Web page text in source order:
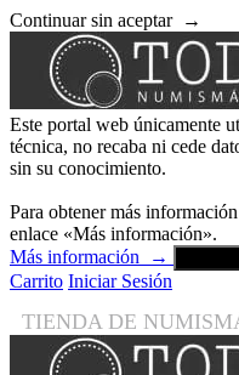
Continuar sin aceptar →
Este portal web únicamente
técnica, no recaba ni cede
sin su conocimiento.
Para obtener más
enlace «Más información».
Más información
→
Carrito Iniciar Sesión
TIENDA DE